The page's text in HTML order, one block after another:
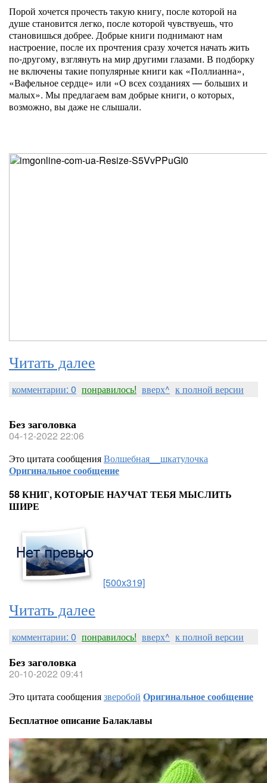
Порой хочется прочесть такую книгу, после которой на
душе становится легко, после которой чувствуешь, что
становишься добрее. Добрые книги поднимают нам
настроение, после их прочтения сразу хочется начать жить
по-другому, взглянуть на мир другими глазами. В подборку
не включены такие популярные книги как «Поллианна»,
«Вафельное сердце» или «О всех созданиях — больших и
малых». Мы предлагаем вам добрые книги, о которых,
возможно, вы даже не слышали.
Читать далее
комментарии: 0 понравилось! вверх^ к полной версии
Без заголовка
04-12-2022 22:06
Это цитата сообщенияВолшебная__шкатулочка
Оригинальное сообщение
58 КНИГ, КОТОРЫЕ НАУЧАТ ТЕБЯ МЫСЛИТЬ
ШИРЕ
[500x319]
Читать далее
комментарии: 0 понравилось! вверх^ к полной версии
Без заголовка
20-10-2022 09:41
Это цитата сообщениязверобой Оригинальное сообщение
Бесплатное описание Балаклавы